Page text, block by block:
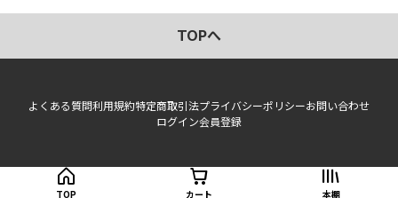
TOPへ
よくある質問利用規約特定商取引法プライバシーポリシーお問い合わせ
ログイン会員登録
TOP カート 本棚